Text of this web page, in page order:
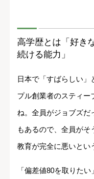
高学歴とは「好き
続ける能力」
日本で「すばらしい」
プル創業者のスティー
ね。全員がジョブズだ
もあるので、全員がそ
教育が完全に悪いとい
「偏差値80を取りた